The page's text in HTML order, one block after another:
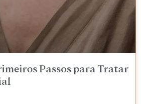
Passos para Tratar